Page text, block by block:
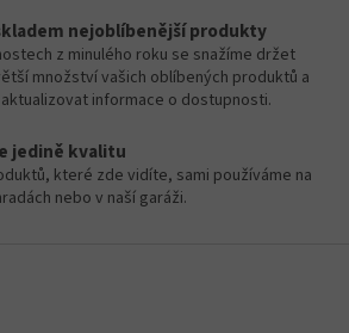
l
á
d
a
í
p
r
v
nejoblíbenější produkty
z minulého roku se snažíme držet
množství vašich oblíbených produktů a
informace o dostupnosti.
jedině kvalitu
které zde vidíte, sami používáme na
nebo v naší garáži.